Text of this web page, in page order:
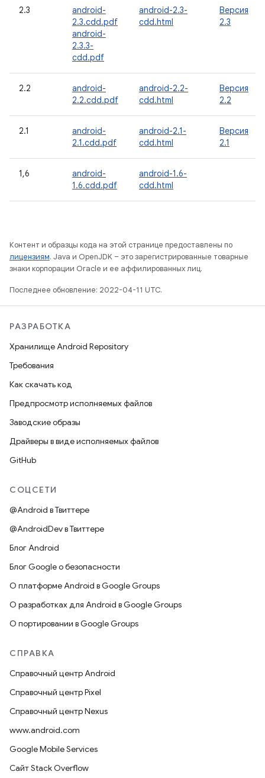
2.3
android-
2.3.cdd.pdf
android-
2.3.3-
cdd.pdf
android-2.3-
cdd.html
Версия
2.3
2.2
android-
2.2.cdd.pdf
android-2.2-
cdd.html
Версия
2.2
2.1
android-
2.1.cdd.pdf
android-2.1-
cdd.html
Версия
2.1
1,6
android-
1.6.cdd.pdf
android-1.6-
cdd.html
Контент и образцы кода на этой странице предоставлены по
лицензиям. Java и OpenJDK – это зарегистрированные товарные
знаки корпорации Oracle и ее аффилированных лиц.
Последнее обновление: 2022-04-11 UTC.
РАЗРАБОТКА
Хранилище Android Repository
Требования
Как скачать код
Предпросмотр исполняемых файлов
Заводские образы
Драйверы в виде исполняемых файлов
GitHub
СОЦСЕТИ
@Android в Твиттере
@AndroidDev в Твиттере
Блог Android
Блог Google о безопасности
О платформе Android в Google Groups
О разработках для Android в Google Groups
О портировании в Google Groups
СПРАВКА
Справочный центр Android
Справочный центр Pixel
Справочный центр Nexus
www.android.com
Google Mobile Services
Сайт Stack Overflow